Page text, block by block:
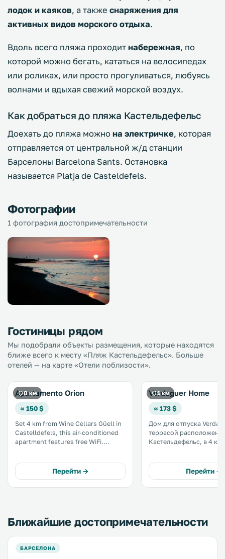
лодок и каяков, а также снаряжения для
активных видов морского отдыха.
Вдоль всего пляжа проходит набережная, по
которой можно бегать, кататься на велосипедах
или роликах, или просто прогуливаться, любуясь
волнами и вдыхая свежий морской воздух.
Как добраться до пляжа Кастельдефельс
Доехать до пляжа можно на электричке, которая
отправляется от центральной ж/д станции
Барселоны Barcelona Sants. Остановка
называется Platja de Casteldefels.
Фотографии
1 фотография достопримечательности
Гостиницы рядом
Мы подобрали объекты размещения, которые находятся
ближе всего к месту «Пляж Кастельдефельс». Больше
отелей — на карте «Отели поблизости».
0 км
Apartamento Orion
≈ 150 $
Set 4 km from Wine Cellars Güell in
Castelldefels, this air-conditioned
apartment features free WiFi.
The kitchen comes with a
dishwasher and an oven. .
Перейти →
1 км
Verdaguer Home
≈ 173 $
Дом для отпуска
террасой расположен
Кастельдефельс, в 4 км
оснащена духовкой и
микроволновой печью.
Перейти →
Ближайшие достопримечательности
БАРСЕЛОНА